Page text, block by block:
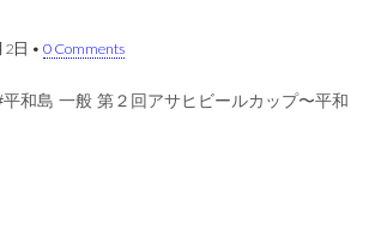
日 • 0 Comments
和島 一般 第２回アサヒビールカップ〜平和